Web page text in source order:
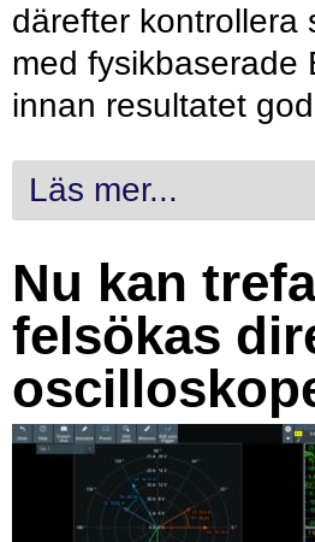
därefter kontrollera
med fysikbaserade
innan resultatet
Läs mer...
Nu kan
felsökas